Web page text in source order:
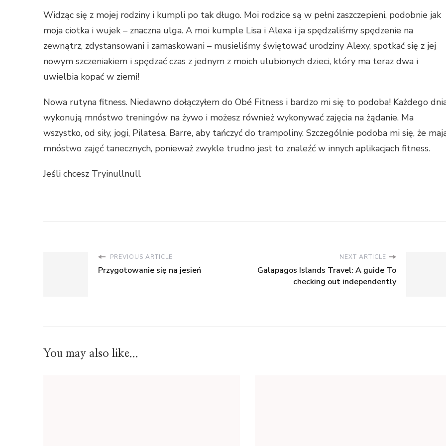
Widząc się z mojej rodziny i kumpli po tak długo. Moi rodzice są w pełni zaszczepieni, podobnie jak
moja ciotka i wujek – znaczna ulga. A moi kumple Lisa i Alexa i ja spędzaliśmy spędzenie na
zewnątrz, zdystansowani i zamaskowani – musieliśmy świętować urodziny Alexy, spotkać się z jej
nowym szczeniakiem i spędzać czas z jednym z moich ulubionych dzieci, który ma teraz dwa i
uwielbia kopać w ziemi!
Nowa rutyna fitness. Niedawno dołączyłem do Obé Fitness i bardzo mi się to podoba! Każdego
wykonują mnóstwo treningów na żywo i możesz również wykonywać zajęcia na żądanie. Ma
wszystko, od siły, jogi, Pilatesa, Barre, aby tańczyć do trampoliny. Szczególnie podoba mi się, że
mnóstwo zajęć tanecznych, ponieważ zwykle trudno jest to znaleźć w innych aplikacjach fitness.
Jeśli chcesz Tryinullnull
PREVIOUS ARTICLE
Przygotowanie się na jesień
NEXT ARTICLE
Galapagos Islands Travel: A guide To
checking out independently
You may also like...